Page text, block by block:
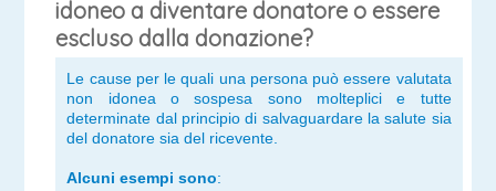
idoneo a diventare donatore o essere
escluso dalla donazione?
Le cause per le quali una persona può essere valutata
non idonea o sospesa sono molteplici e tutte
determinate dal principio di salvaguardare la salute sia
del donatore sia del ricevente.
Alcuni esempi sono: